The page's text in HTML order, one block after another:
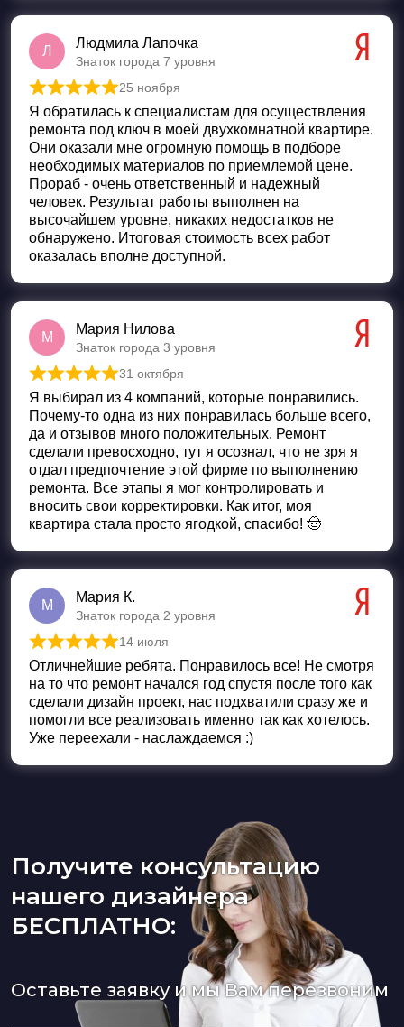
Л
Людмила Лапочка
Знаток города 7 уровня
Оценка
25 ноября
Я обратилась к специалистам для осуществления
ремонта под ключ в моей двухкомнатной квартире.
Они оказали мне огромную помощь в подборе
необходимых материалов по приемлемой цене.
Прораб - очень ответственный и надежный
человек. Результат работы выполнен на
высочайшем уровне, никаких недостатков не
обнаружено. Итоговая стоимость всех работ
оказалась вполне доступной.
М
Мария Нилова
Знаток города 3 уровня
Оценка
31 октября
Я выбирал из 4 компаний, которые понравились.
Почему-то одна из них понравилась больше всего,
да и отзывов много положительных. Ремонт
сделали превосходно, тут я осознал, что не зря я
отдал предпочтение этой фирме по выполнению
ремонта. Все этапы я мог контролировать и
вносить свои корректировки. Как итог, моя
квартира стала просто ягодкой, спасибо! 🤠
М
Мария К.
Знаток города 2 уровня
Оценка
14 июля
Отличнейшие ребята. Понравилось все! Не смотря
на то что ремонт начался год спустя после того как
сделали дизайн проект, нас подхватили сразу же и
помогли все реализовать именно так как хотелось.
Уже переехали - наслаждаемся :)
Получите консультацию
нашего дизайнера
БЕСПЛАТНО:
Оставьте заявку и мы Вам перезвоним